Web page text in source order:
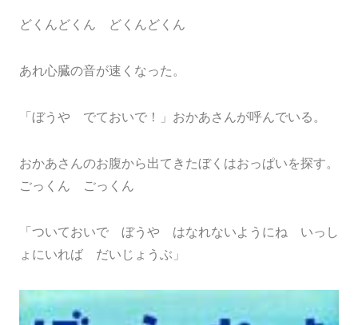
どくんどくん どくんどくん
あれ心臓の音が速くなった。
「ぼうや でておいで！」おかあさんが呼んでいる。
おかあさんのお腹から出てきたぼくはおっぱいを探す。
ごっくん ごっくん
「ついておいで ぼうや はなれないようにね いっし
ょにいれば だいじょうぶ」